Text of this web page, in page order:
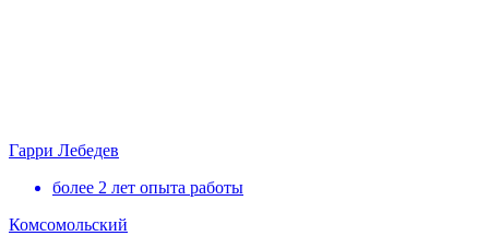
Гарри Лебедев
более 2 лет опыта работы
Комсомольский